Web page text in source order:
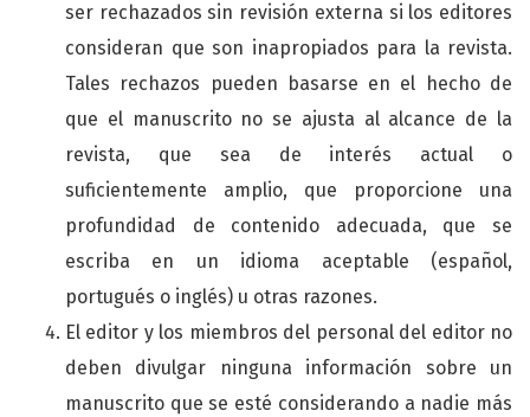
ser rechazados sin revisión externa si los editores
consideran que son inapropiados para la revista.
Tales rechazos pueden basarse en el hecho de
que el manuscrito no se ajusta al alcance de la
revista, que sea de interés actual o
suficientemente amplio, que proporcione una
profundidad de contenido adecuada, que se
escriba en un idioma aceptable (español,
portugués o inglés) u otras razones.
El editor y los miembros del personal del editor no
deben divulgar ninguna información sobre un
manuscrito que se esté considerando a nadie más